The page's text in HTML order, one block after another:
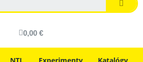
0,00 €